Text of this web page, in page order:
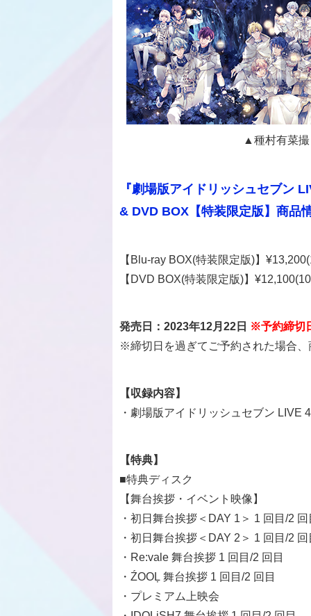
▲種村有菜
『劇場版アイドリッシュセブン
& DVD BOX【特装限定版】商品
【Blu-ray BOX(特装限定版)】
【DVD BOX(特装限定版)】
発売日：2023年12月22日 ※予約締切
※締切日を過ぎてご予約された場合
【収録内容】
・劇場版アイドリッシュセブン
【特典】
■特典ディスク
【舞台挨拶・イベント映像】
・初日舞台挨拶＜DAY 1＞ 1 回目/2 回
・初日舞台挨拶＜DAY 2＞ 1 回目/2 回
・Re:vale 舞台挨拶 1 回目/2 回目
・ŹOOĻ 舞台挨拶 1 回目/2 回目
・プレミアム上映会